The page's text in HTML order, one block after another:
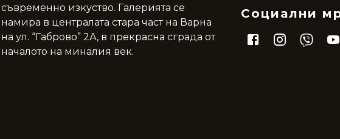
съвременно изкуство. Галерията се
намира в централата стара част на Варна
на ул. “Габрово” 2А, в прекрасна сграда от
началото на миналия век.
Социални